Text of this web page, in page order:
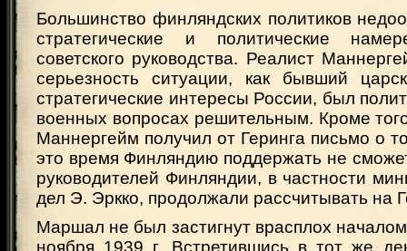
Большинство финляндских политиков
стратегические и политические
советского руководства. Реалист
серьезность ситуации, как бывший
стратегические интересы России, был
военных вопросах решительным. Кроме
Маннергейм получил от Геринга письмо о
это время Финляндию поддержать не
руководителей Финляндии, в частности
дел Э. Эркко, продолжали рассчитывать на
Маршал не был застигнут врасплох
ноября 1939 г. Встретившись в тот же